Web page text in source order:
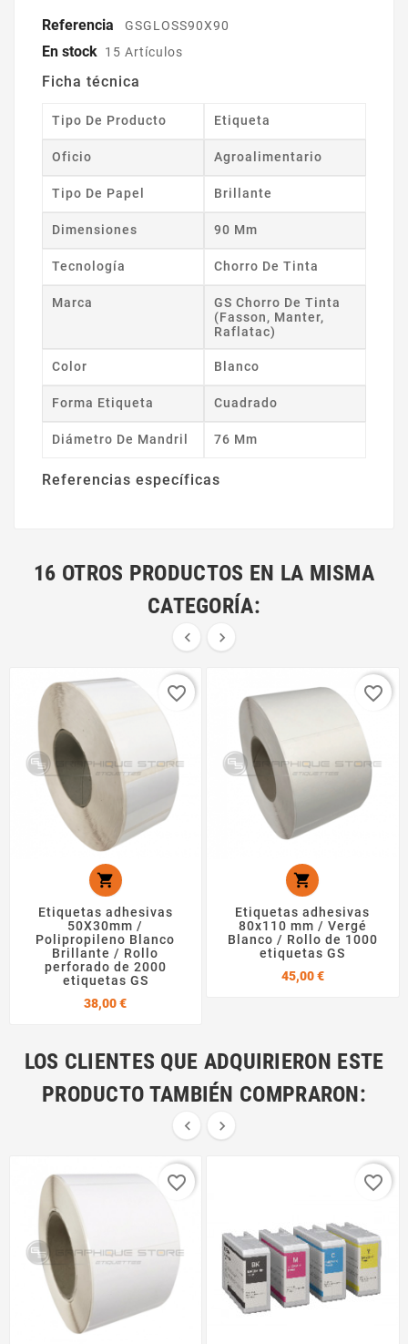
Referencia GSGLOSS90X90
En stock 15 Artículos
Ficha técnica
Tipo De Producto Etiqueta
Oficio Agroalimentario
Tipo De Papel Brillante
Dimensiones 90 Mm
Tecnología Chorro De Tinta
Marca
GS Chorro De Tinta
(Fasson, Manter,
Raflatac)
Color Blanco
Forma Etiqueta Cuadrado
Diámetro De Mandril 76 Mm
Referencias específicas
16 OTROS PRODUCTOS EN LA MISMA
CATEGORÍA:
 

Etiquetas adhesivas
50X30mm /
Polipropileno Blanco
Brillante / Rollo
perforado de 2000
etiquetas GS
38,00 €Precio
favorite_border

Etiquetas adhesivas
80x110 mm / Vergé
Blanco / Rollo de 1000
etiquetas GS
45,00 €Precio
favorite_border
LOS CLIENTES QUE ADQUIRIERON ESTE
PRODUCTO TAMBIÉN COMPRARON:
 
favorite_border favorite_border